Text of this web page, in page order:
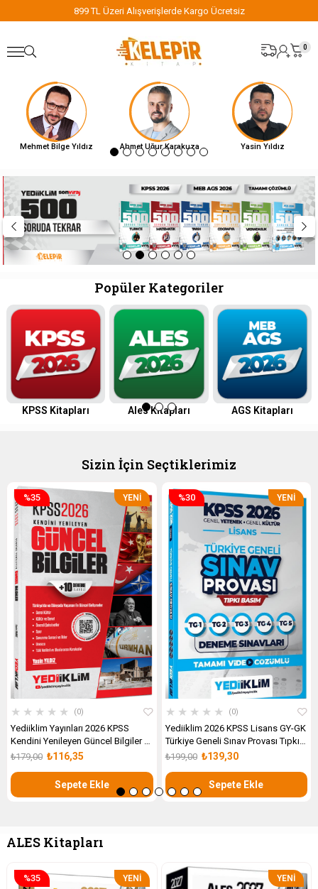
899 TL Üzeri Alışverişlerde Kargo Ücretsiz
0
Mehmet Bilge Yıldız Ahmet Uğur Karakuza Yasin Yıldız
Popüler Kategoriler
KPSS Kitapları Ales Kitapları AGS Kitapları
Sizin İçin Seçtiklerimiz
★ ★ ★ ★ ★ 0
Yediiklim Yayınları 2026 KPSS
Kendini Yenileyen Güncel Bilgiler +
10 Deneme İlaveli
₺116,35
₺179,00
Sepete Ekle
%35
YENI
ÜRÜN
★ ★ ★ ★ ★ 0
Yediiklim 2026 KPSS Lisans GY-GK
Türkiye Geneli Sınav Provası Tıpkı
Basım Deneme Sınavları Tamamı
₺139,30
₺199,00
Sepete Ekle
%30
YENI
ÜRÜN
ALES Kitapları
%35
YENI
YENI